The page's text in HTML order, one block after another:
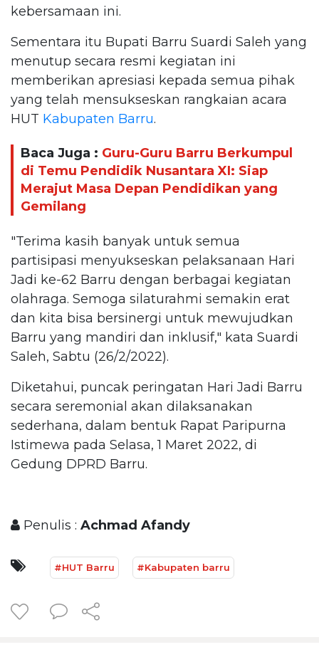
kebersamaan ini.
Sementara itu Bupati Barru Suardi Saleh yang
menutup secara resmi kegiatan ini
memberikan apresiasi kepada semua pihak
yang telah mensukseskan rangkaian acara
HUT Kabupaten Barru.
Baca Juga : Guru-Guru Barru Berkumpul
di Temu Pendidik Nusantara XI: Siap
Merajut Masa Depan Pendidikan yang
Gemilang
"Terima kasih banyak untuk semua
partisipasi menyukseskan pelaksanaan Hari
Jadi ke-62 Barru dengan berbagai kegiatan
olahraga. Semoga silaturahmi semakin erat
dan kita bisa bersinergi untuk mewujudkan
Barru yang mandiri dan inklusif," kata Suardi
Saleh, Sabtu (26/2/2022).
Diketahui, puncak peringatan Hari Jadi Barru
secara seremonial akan dilaksanakan
sederhana, dalam bentuk Rapat Paripurna
Istimewa pada Selasa, 1 Maret 2022, di
Gedung DPRD Barru.
Penulis : Achmad Afandy
#HUT Barru #Kabupaten barru